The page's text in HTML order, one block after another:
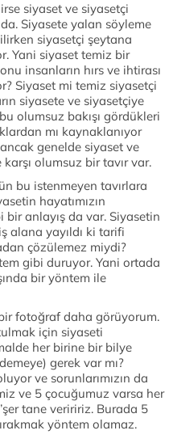
siyaset ve siyasetçi
Siyasete yalan söyleme
siyasetçi şeytana
Yani siyaset temiz bir
insanların hırs ve ihtirası
Siyaset mi temiz siyasetçi
siyasete ve siyasetçiye
olumsuz bakışı gördükleri
mı kaynaklanıyor
genelde siyaset ve
karşı olumsuz bir tavır var.
bu istenmeyen tavırlara
hayatımızın
anlayış da var. Siyasetin
alana yayıldı ki tarifi
çözülemez miydi?
gibi duruyor. Yani ortada
bir yöntem ile
fotoğraf daha görüyorum.
için siyaseti
her birine bir bilye
gerek var mı?
ve sorunlarımızın da
ve 5 çocuğumuz varsa her
tane veriririz. Burada 5
yöntem olamaz.